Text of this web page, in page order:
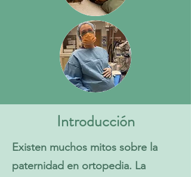
Introducción
Existen muchos mitos sobre la
paternidad en ortopedia. La